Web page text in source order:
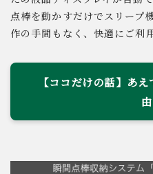
点棒を動かすだけでスリープ
作の手間もなく、快適にご利
【ココだけの話】あ
由